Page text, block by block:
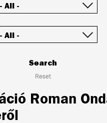
Search
Reset
Roman